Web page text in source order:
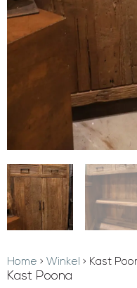
Home > Winkel > Kast
Kast Poona